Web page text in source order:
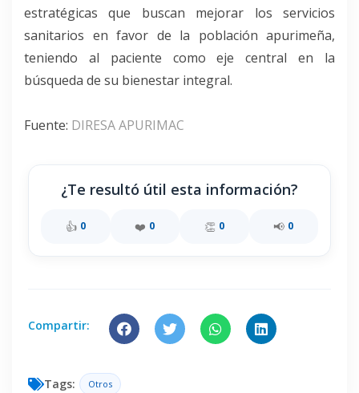
estratégicas que buscan mejorar los servicios
sanitarios en favor de la población apurimeña,
teniendo al paciente como eje central en la
búsqueda de su bienestar integral.
Fuente: DIRESA APURIMAC
¿Te resultó útil esta información?
👍 0 ❤️ 0 👏 0 📢 0
Compartir:
Tags: Otros